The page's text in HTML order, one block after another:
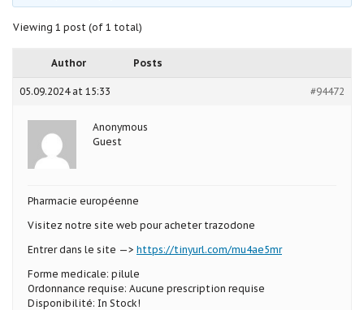
Viewing 1 post (of 1 total)
Author Posts
05.09.2024 at 15:33 #94472
Anonymous
Guest
Pharmacie européenne
Visitez notre site web pour acheter trazodone
Entrer dans le site —> https://tinyurl.com/mu4ae5mr
Forme medicale: pilule
Ordonnance requise: Aucune prescription requise
Disponibilité: In Stock!